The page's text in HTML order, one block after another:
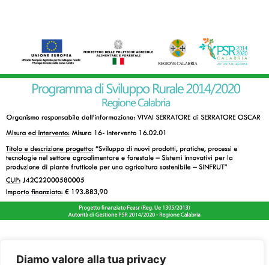
Diamo valore alla tua privacy